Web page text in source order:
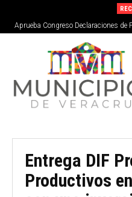
Aprueba Congreso Declaraciones de
Entrega DIF
Productivos